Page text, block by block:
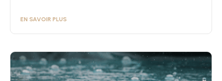
EN SAVOIR PLUS